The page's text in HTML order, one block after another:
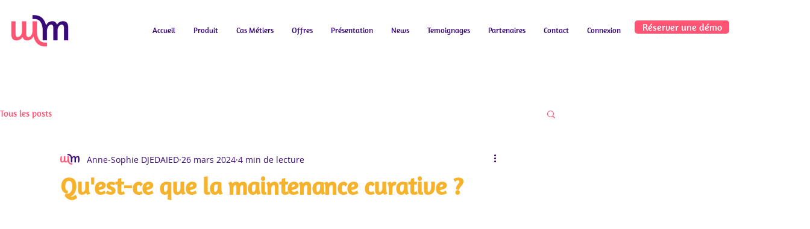
Accueil Produit Cas Métiers Offres Présentation News Temoignages Partenaires Contact Connexion Réserver une démo
Tous les posts
Qu'est-ce que la maintenance curative ?
Anne-Sophie DJEDAIED 26 mars 2024 4 min de lecture